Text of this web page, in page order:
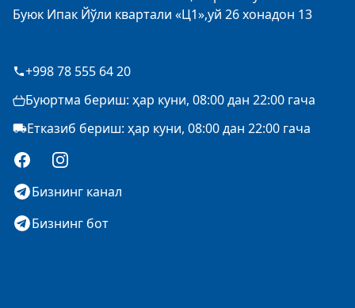
Буюк Ипак Йўли квартали «Ц1»,уй 26 хонадон 13
+998 78 555 64 20
Буюртма бериш: ҳар куни, 08:00 дан 22:00 гача
Етказиб бериш: ҳар куни, 08:00 дан 22:00 гача
FacebookInstagram
Бизнинг канал
Бизнинг бот